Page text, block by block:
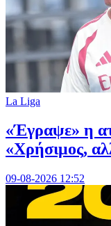
La Liga
«Έγραψε» η
«Χρήσιμος,
09-08-2026 12:52